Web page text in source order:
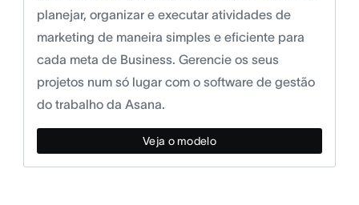
planejar, organizar e executar atividades de
marketing de maneira simples e eficiente para
cada meta de Business. Gerencie os seus
projetos num só lugar com o software de gestão
do trabalho da Asana.
Veja o modelo